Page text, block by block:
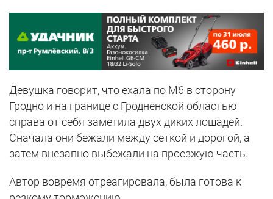
Девушка говорит, что ехала по М6 в сторону
Гродно и на границе с Гродненской областью
справа от себя заметила двух диких лошадей.
Сначала они бежали между сеткой и дорогой, а
затем внезапно выбежали на проезжую часть.
Автор вовремя отреагировала, была готова к